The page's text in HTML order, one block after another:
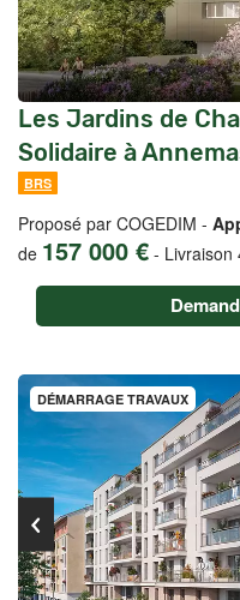
Les Jardins de
Solidaire à
BRS
Proposé par COGEDIM -
de 157 000 € - Livraison
DÉMARRAGE TRAVAUX